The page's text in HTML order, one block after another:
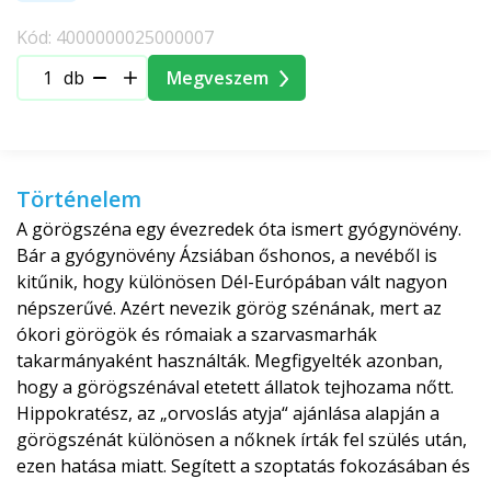
Kód: 4000000025000007
db
Megveszem
Történelem
A görögszéna egy évezredek óta ismert gyógynövény.
Bár a gyógynövény Ázsiában őshonos, a nevéből is
kitűnik, hogy különösen Dél-Európában vált nagyon
népszerűvé. Azért nevezik görög szénának, mert az
ókori görögök és rómaiak a szarvasmarhák
takarmányaként használták. Megfigyelték azonban,
hogy a görögszénával etetett állatok tejhozama nőtt.
Hippokratész, az „orvoslás atyja“ ajánlása alapján a
görögszénát különösen a nőknek írták fel szülés után,
ezen hatása miatt. Segített a szoptatás fokozásában és